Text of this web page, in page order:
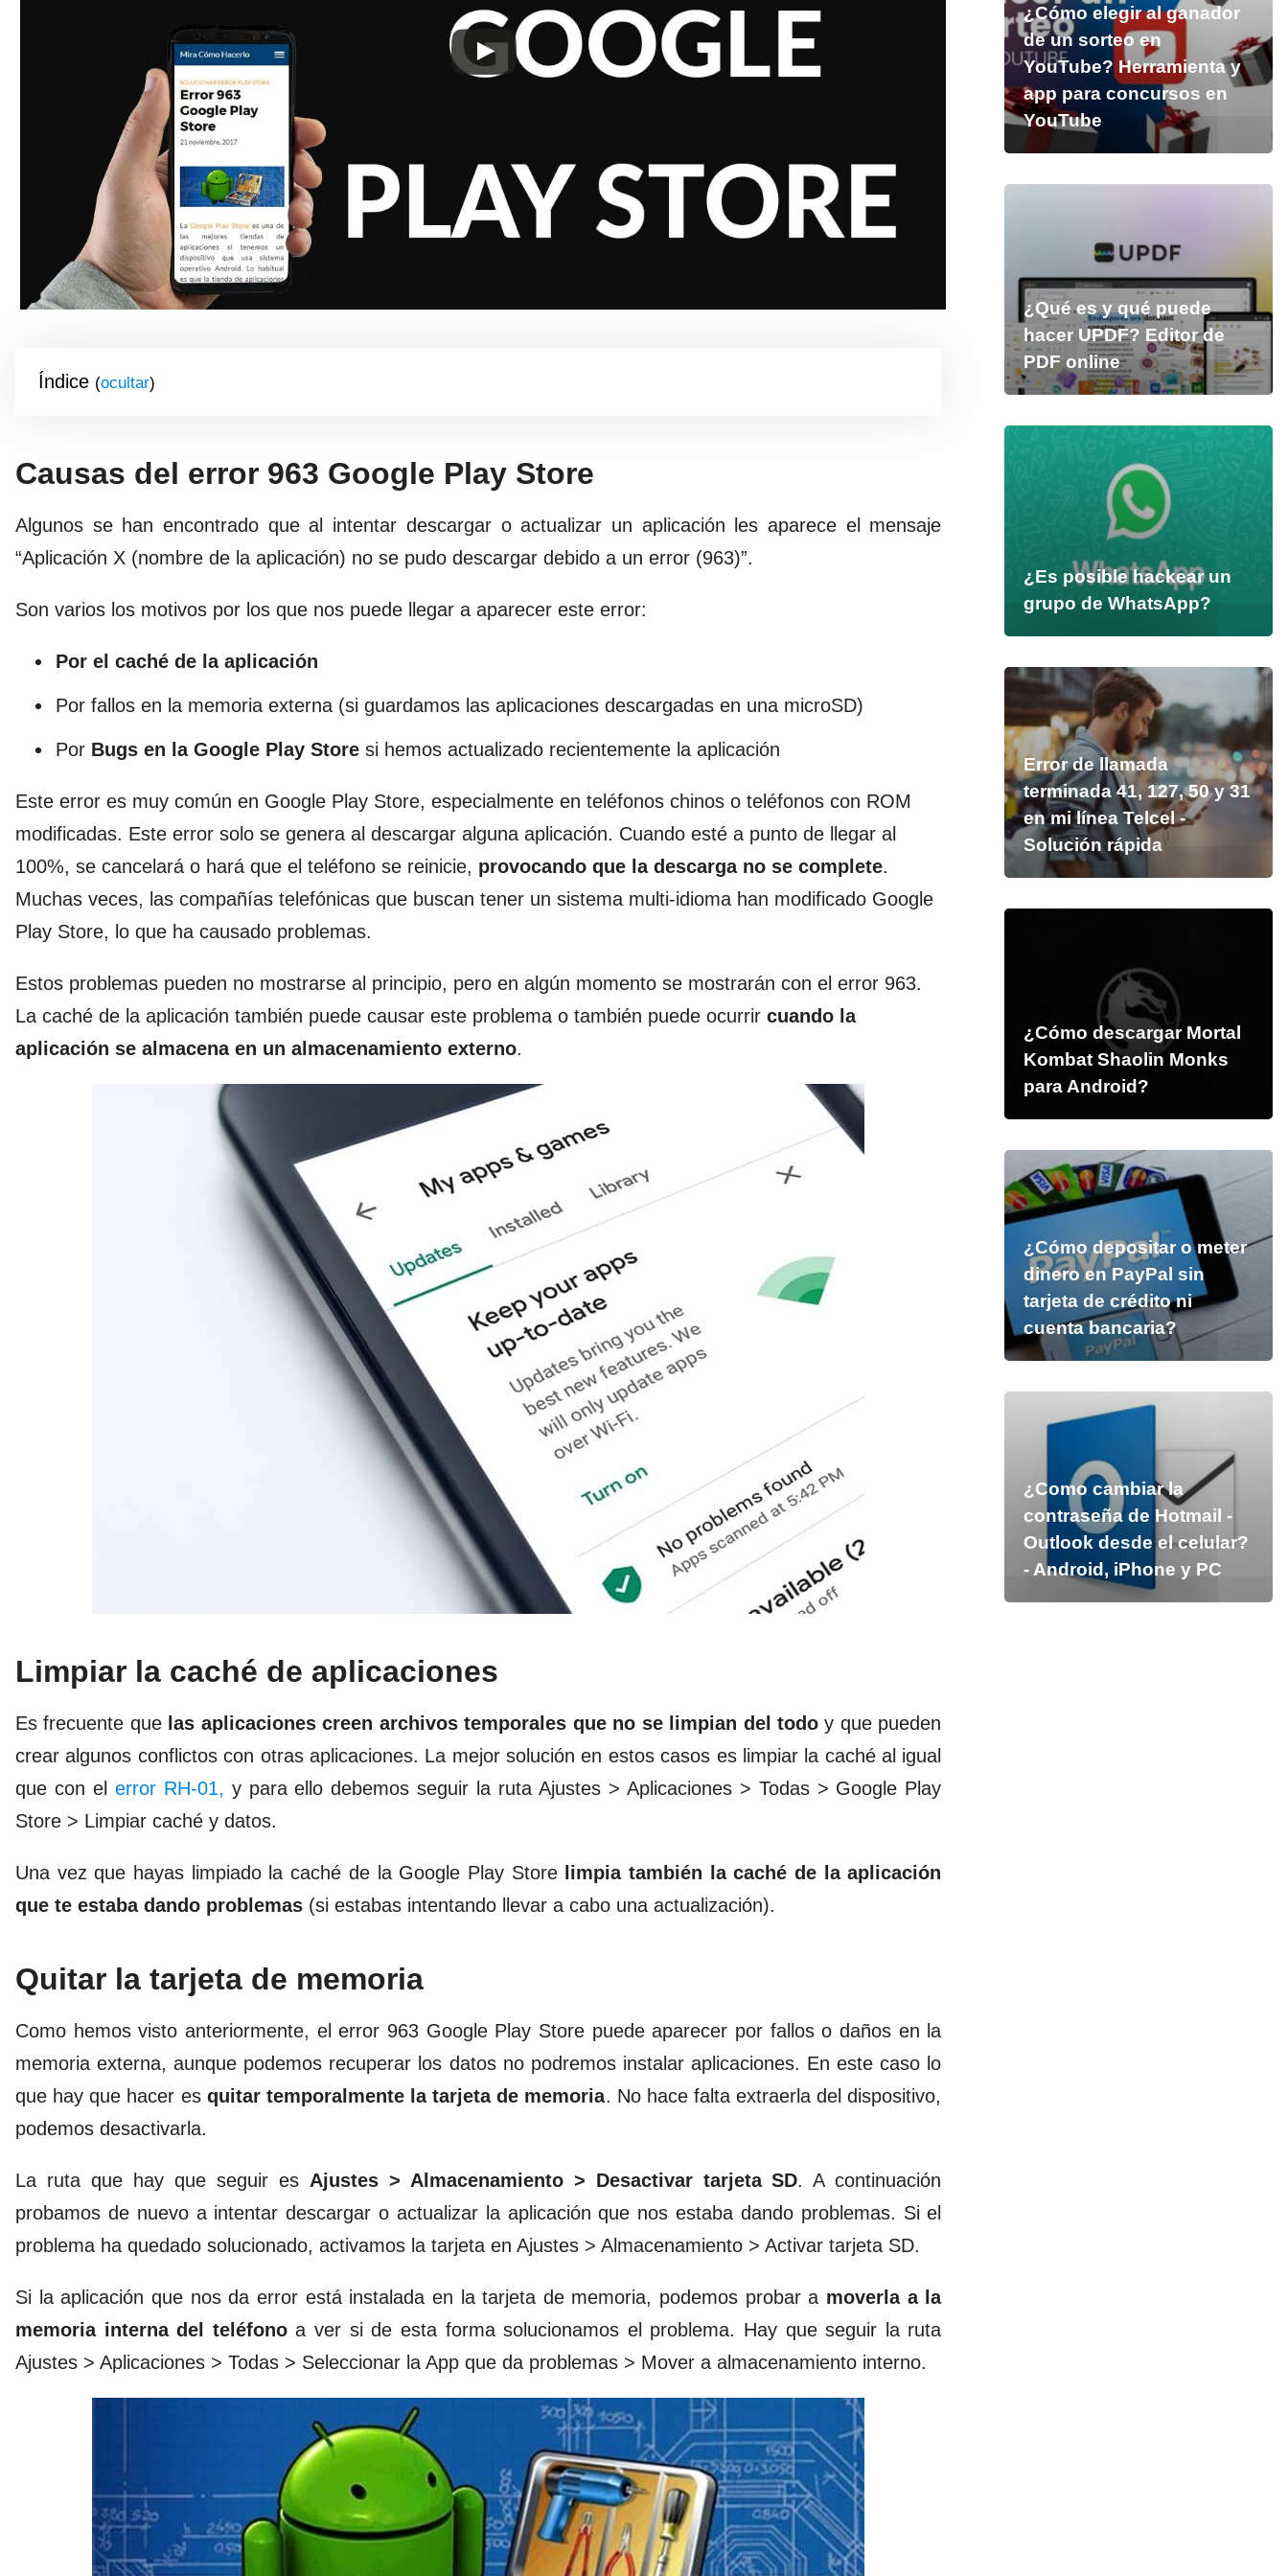
Índice ( )
Causas del error 963 Google Play Store
Algunos se han encontrado que al intentar descargar o actualizar un aplicación les aparece el mensaje
“Aplicación X (nombre de la aplicación) no se pudo descargar debido a un error (963)”.
Son varios los motivos por los que nos puede llegar a aparecer este error:
Por el caché de la aplicación
Por fallos en la memoria externa (si guardamos las aplicaciones descargadas en una microSD)
Por Bugs en la Google Play Store si hemos actualizado recientemente la aplicación
Este error es muy común en Google Play Store, especialmente en teléfonos chinos o teléfonos con ROM
modificadas. Este error solo se genera al descargar alguna aplicación. Cuando esté a punto de llegar al
100%, se cancelará o hará que el teléfono se reinicie, provocando que la descarga no se complete.
Muchas veces, las compañías telefónicas que buscan tener un sistema multi-idioma han modificado Google
Play Store, lo que ha causado problemas.
Estos problemas pueden no mostrarse al principio, pero en algún momento se mostrarán con el error 963.
La caché de la aplicación también puede causar este problema o también puede ocurrir cuando la
aplicación se almacena en un almacenamiento externo.
Limpiar la caché de aplicaciones
Es frecuente que las aplicaciones creen archivos temporales que no se limpian del todo y que pueden
crear algunos conflictos con otras aplicaciones. La mejor solución en estos casos es limpiar la caché al igual
que con el error RH-01, y para ello debemos seguir la ruta Ajustes > Aplicaciones > Todas > Google Play
Store > Limpiar caché y datos.
Una vez que hayas limpiado la caché de la Google Play Store limpia también la caché de la aplicación
que te estaba dando problemas (si estabas intentando llevar a cabo una actualización).
Quitar la tarjeta de memoria
Como hemos visto anteriormente, el error 963 Google Play Store puede aparecer por fallos o daños en la
memoria externa, aunque podemos recuperar los datos no podremos instalar aplicaciones. En este caso lo
que hay que hacer es quitar temporalmente la tarjeta de memoria. No hace falta extraerla del dispositivo,
podemos desactivarla.
La ruta que hay que seguir es Ajustes > Almacenamiento > Desactivar tarjeta SD. A continuación
probamos de nuevo a intentar descargar o actualizar la aplicación que nos estaba dando problemas. Si el
problema ha quedado solucionado, activamos la tarjeta en Ajustes > Almacenamiento > Activar tarjeta SD.
Si la aplicación que nos da error está instalada en la tarjeta de memoria, podemos probar a moverla a la
memoria interna del teléfonoa ver si de esta forma solucionamos el problema. Hay que seguir la ruta
Ajustes > Aplicaciones > Todas > Seleccionar la App que da problemas > Mover a almacenamiento interno.
¿Cómo elegir al ganador
de un sorteo en
YouTube? Herramienta y
app para concursos en
YouTube
¿Qué es y qué puede
hacer UPDF? Editor de
PDF online
¿Es posible hackear un
grupo de WhatsApp?
Error de llamada
terminada 41, 127, 50 y 31
en mi línea Telcel -
Solución rápida
¿Cómo descargar Mortal
Kombat Shaolin Monks
para Android?
¿Cómo depositar o meter
dinero en PayPal sin
tarjeta de crédito ni
cuenta bancaria?
¿Como cambiar la
contraseña de Hotmail -
Outlook desde el celular?
- Android, iPhone y PC